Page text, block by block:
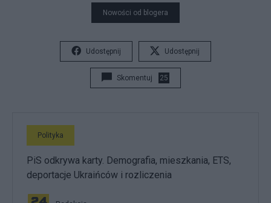
Nowości od blogera
Udostępnij Udostępnij
Skomentuj 25
Polityka
PiS odkrywa karty. Demografia, mieszkania, ETS,
deportacje Ukraińców i rozliczenia